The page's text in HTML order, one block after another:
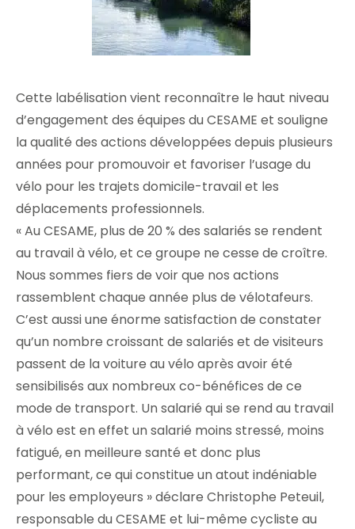
Cette labélisation vient reconnaître le haut niveau
d’engagement des équipes du CESAME et souligne
la qualité des actions développées depuis plusieurs
années pour promouvoir et favoriser l’usage du
vélo pour les trajets domicile-travail et les
déplacements professionnels.
« Au CESAME, plus de 20 % des salariés se rendent
au travail à vélo, et ce groupe ne cesse de croître.
Nous sommes fiers de voir que nos actions
rassemblent chaque année plus de vélotafeurs.
C’est aussi une énorme satisfaction de constater
qu’un nombre croissant de salariés et de visiteurs
passent de la voiture au vélo après avoir été
sensibilisés aux nombreux co-bénéfices de ce
mode de transport. Un salarié qui se rend au travail
à vélo est en effet un salarié moins stressé, moins
fatigué, en meilleure santé et donc plus
performant, ce qui constitue un atout indéniable
pour les employeurs » déclare Christophe Peteuil,
responsable du CESAME et lui-même cycliste au